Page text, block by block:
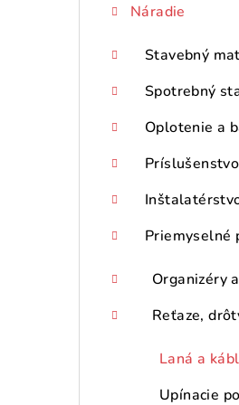
Náradie
Stavebný
Spotrebný
Oplotenie a
Priemyselné
Organizéry
Reťaze,
Laná a
Upínacie